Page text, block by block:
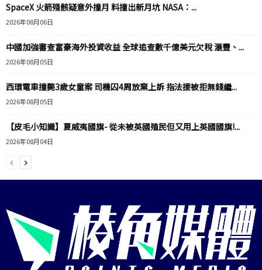
SpaceX 火箭殘骸疑意外撞月 料撞出新月坑 NASA：...
2026年08月06日
中國加強審查富豪海外投資收益 全球追查數千億美元欠稅 滙豐、...
2026年08月05日
西環電車撞斃3歲女童案 司機囚4周放棄上訴 指法援被拒無錢繼...
2026年08月05日
【皮毛小知識】夏威夷國旗- 從未被英國殖民但又用上英國國旗!...
2026年08月04日